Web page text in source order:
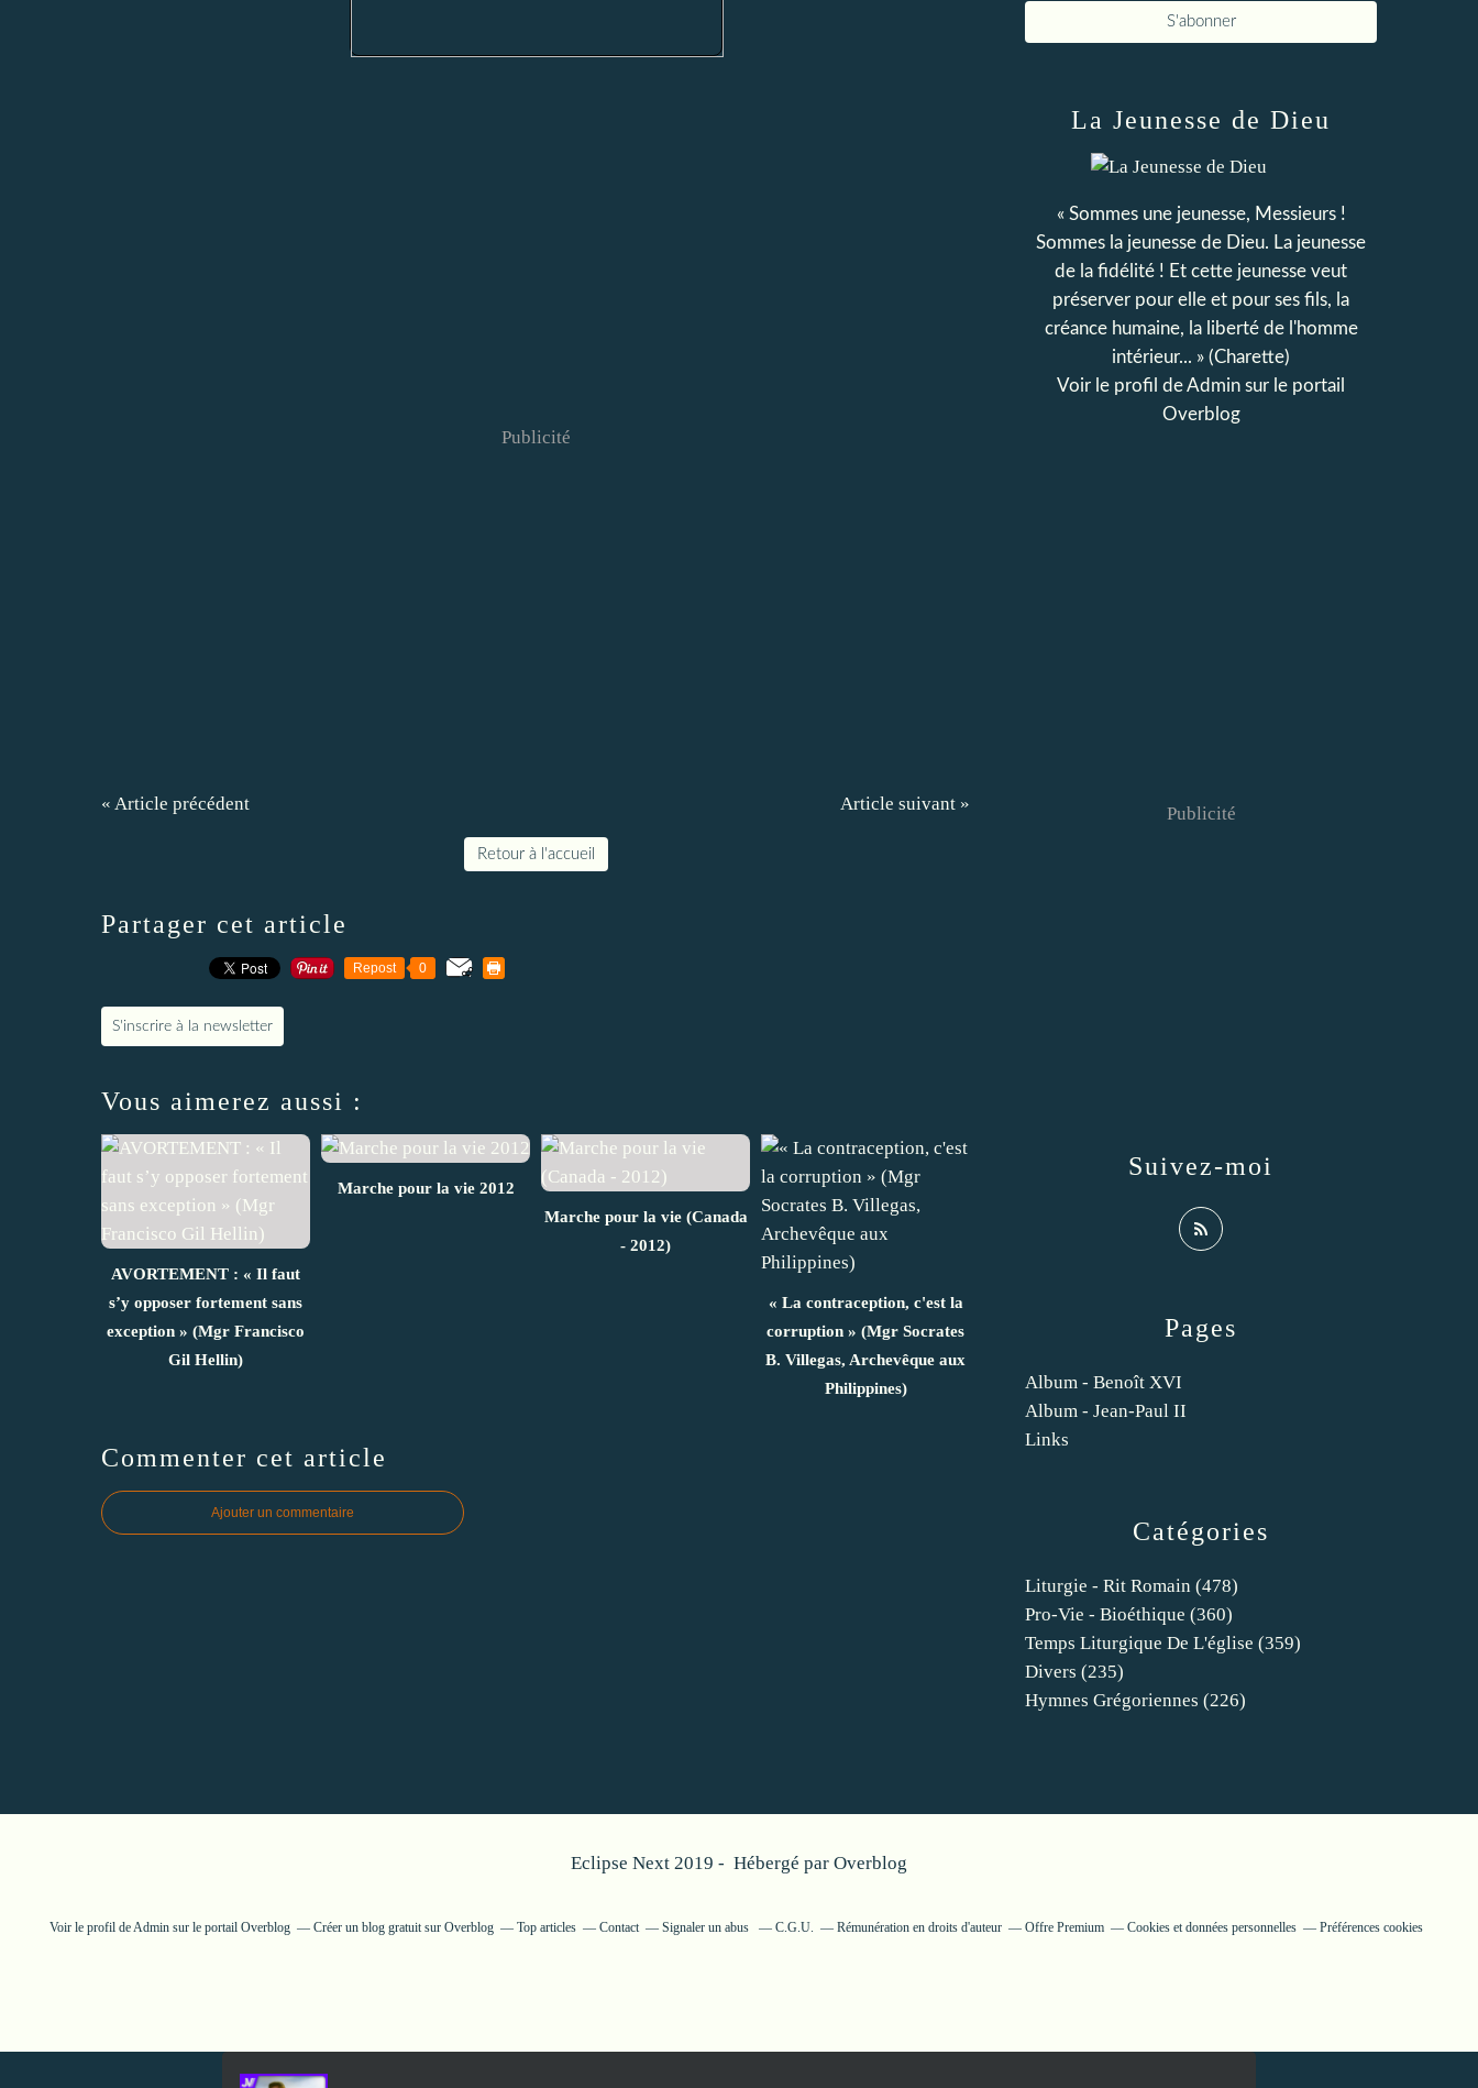
Publicité
« Article précédent Article suivant »
Retour à l'accueil
Partager cet article
Repost 0
S'inscrire à la newsletter
Vous aimerez aussi :
AVORTEMENT : « Il faut
s’y opposer fortement sans
exception » (Mgr Francisco
Gil Hellin)
Marche pour la vie 2012
Marche pour la vie (Canada
- 2012)
« La contraception, c'est la
corruption » (Mgr Socrates
B. Villegas, Archevêque aux
Philippines)
Commenter cet article
Ajouter un commentaire
Catégories
Liturgie - Rit Romain (478)
Pro-Vie - Bioéthique (360)
Temps Liturgique De L'église (359)
Divers (235)
Hymnes Grégoriennes (226)
Pages
Album - Benoît XVI
Album - Jean-Paul II
Links
La Jeunesse de Dieu
« Sommes une jeunesse, Messieurs !
Sommes la jeunesse de Dieu. La jeunesse
de la fidélité ! Et cette jeunesse veut
préserver pour elle et pour ses fils, la
créance humaine, la liberté de l'homme
intérieur... » (Charette)
Voir le profil deAdmin sur le portail
Overblog
Suivez-moi
Publicité
Eclipse Next 2019 - Hébergé par Overblog
Voir le profil deAdminsur le portail Overblog Créer un blog gratuit sur Overblog Top articles Contact Signaler un abus C.G.U. Rémunération en droits d'auteur Offre Premium Cookies et données personnelles Préférences cookies